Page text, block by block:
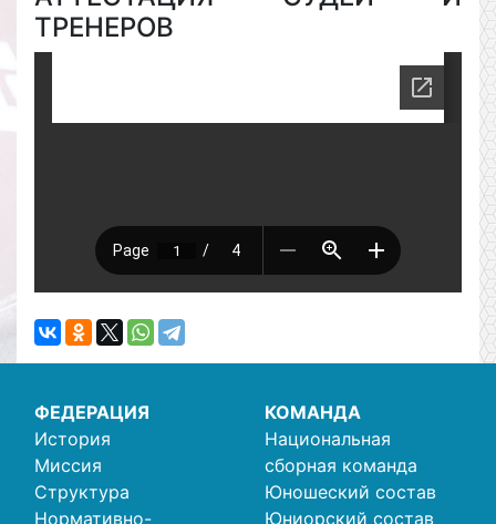
ТРЕНЕРОВ
ФЕДЕРАЦИЯ
История
Миссия
Структура
Нормативно-
КОМАНДА
Национальная
сборная команда
Юношеский состав
Юниорский состав